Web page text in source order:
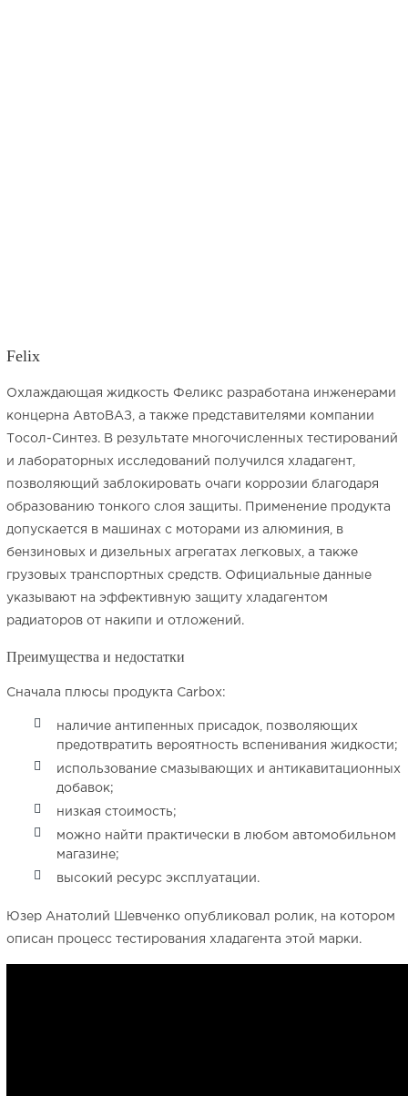
Felix
Охлаждающая жидкость Феликс разработана инженерами
концерна АвтоВАЗ, а также представителями компании
Тосол-Синтез. В результате многочисленных тестирований
и лабораторных исследований получился хладагент,
позволяющий заблокировать очаги коррозии благодаря
образованию тонкого слоя защиты. Применение продукта
допускается в машинах с моторами из алюминия, в
бензиновых и дизельных агрегатах легковых, а также
грузовых транспортных средств. Официальные данные
указывают на эффективную защиту хладагентом
радиаторов от накипи и отложений.
Преимущества и недостатки
Сначала плюсы продукта Carbox:
наличие антипенных присадок, позволяющих
предотвратить вероятность вспенивания жидкости;
использование смазывающих и антикавитационных
добавок;
низкая стоимость;
можно найти практически в любом автомобильном
магазине;
высокий ресурс эксплуатации.
Юзер Анатолий Шевченко опубликовал ролик, на котором
описан процесс тестирования хладагента этой марки.